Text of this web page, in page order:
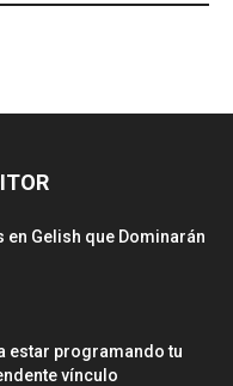
en Gelish que Dominarán
estar programando tu
vínculo